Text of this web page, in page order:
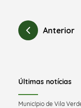
Anterior
Últimas notícias
Município de Vila